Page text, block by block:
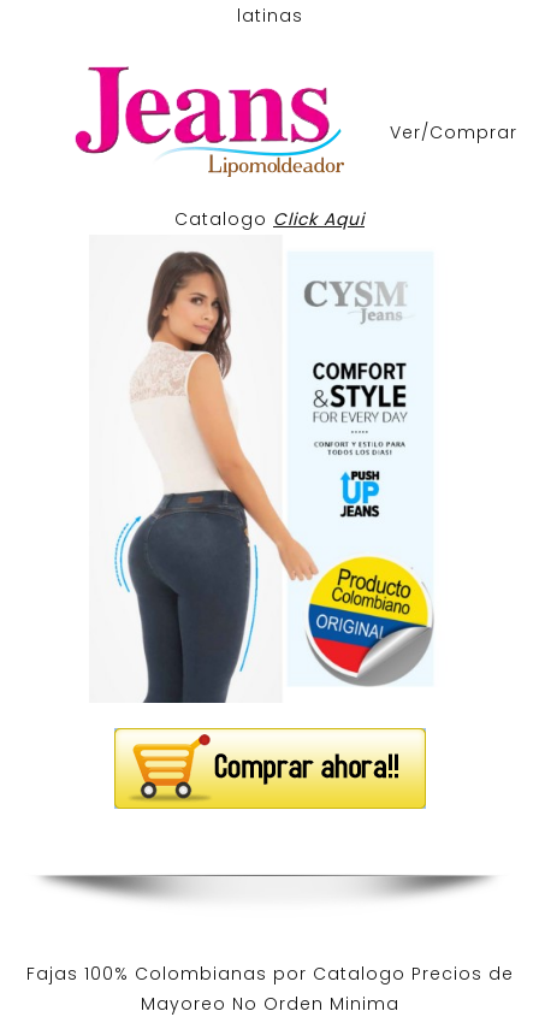
latinas
Ver/Comprar
Catalogo Click Aqui
Fajas 100% Colombianas por Catalogo Precios de
Mayoreo No Orden Minima